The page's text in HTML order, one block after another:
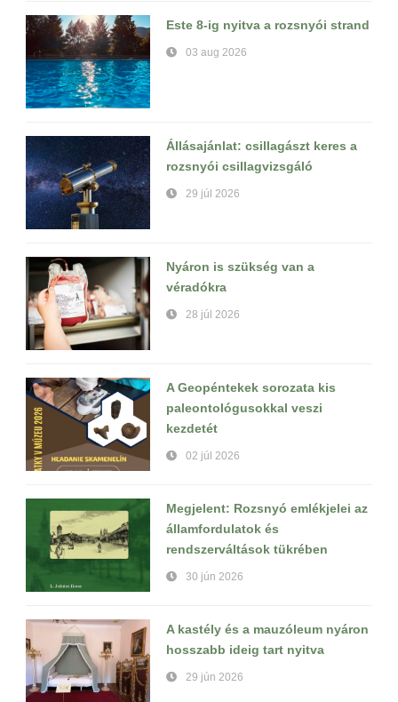
Este 8-ig nyitva a rozsnyói strand
03 aug 2026
Állásajánlat: csillagászt keres a
rozsnyói csillagvizsgáló
29 júl 2026
Nyáron is szükség van a
véradókra
28 júl 2026
A Geopéntekek sorozata kis
paleontológusokkal veszi
kezdetét
02 júl 2026
Megjelent: Rozsnyó emlékjelei az
államfordulatok és
rendszerváltások tükrében
30 jún 2026
A kastély és a mauzóleum nyáron
hosszabb ideig tart nyitva
29 jún 2026